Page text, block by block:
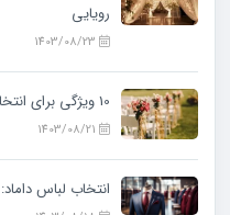
رویایی
10 ویژگی‌ برای انتخاب یک تالار مناسب عروسی
انتخاب لباس